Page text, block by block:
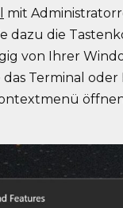
mit
dazu die
von Ihrer
das Terminal oder